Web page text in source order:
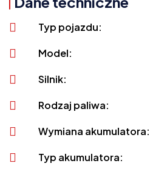
Typ pojazdu:
Model:
Silnik:
Rodzaj paliwa:
Wymiana akumulatora:
Typ akumulatora: